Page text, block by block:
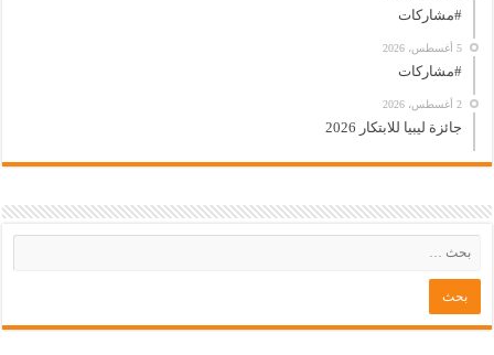
#مشاركات
5 أغسطس، 2026
#مشاركات
2 أغسطس، 2026
جائزة ليبيا للابتكار 2026